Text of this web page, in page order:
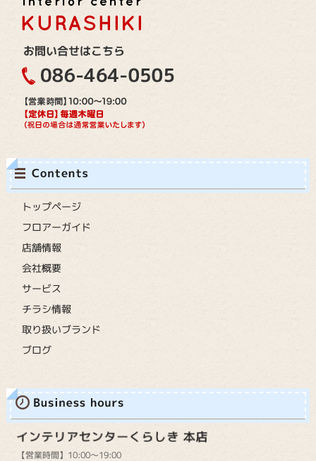
トップページ
フロアーガイド
店舗情報
会社概要
サービス
チラシ情報
取り扱いブランド
ブログ
【営業時間】10:00～19:00